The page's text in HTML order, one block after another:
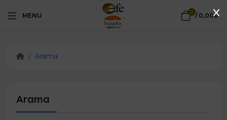
MENU 0 / 0,00₺
Arama
Arama